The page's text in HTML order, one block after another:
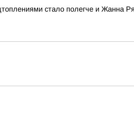
стало полегче и Жанна